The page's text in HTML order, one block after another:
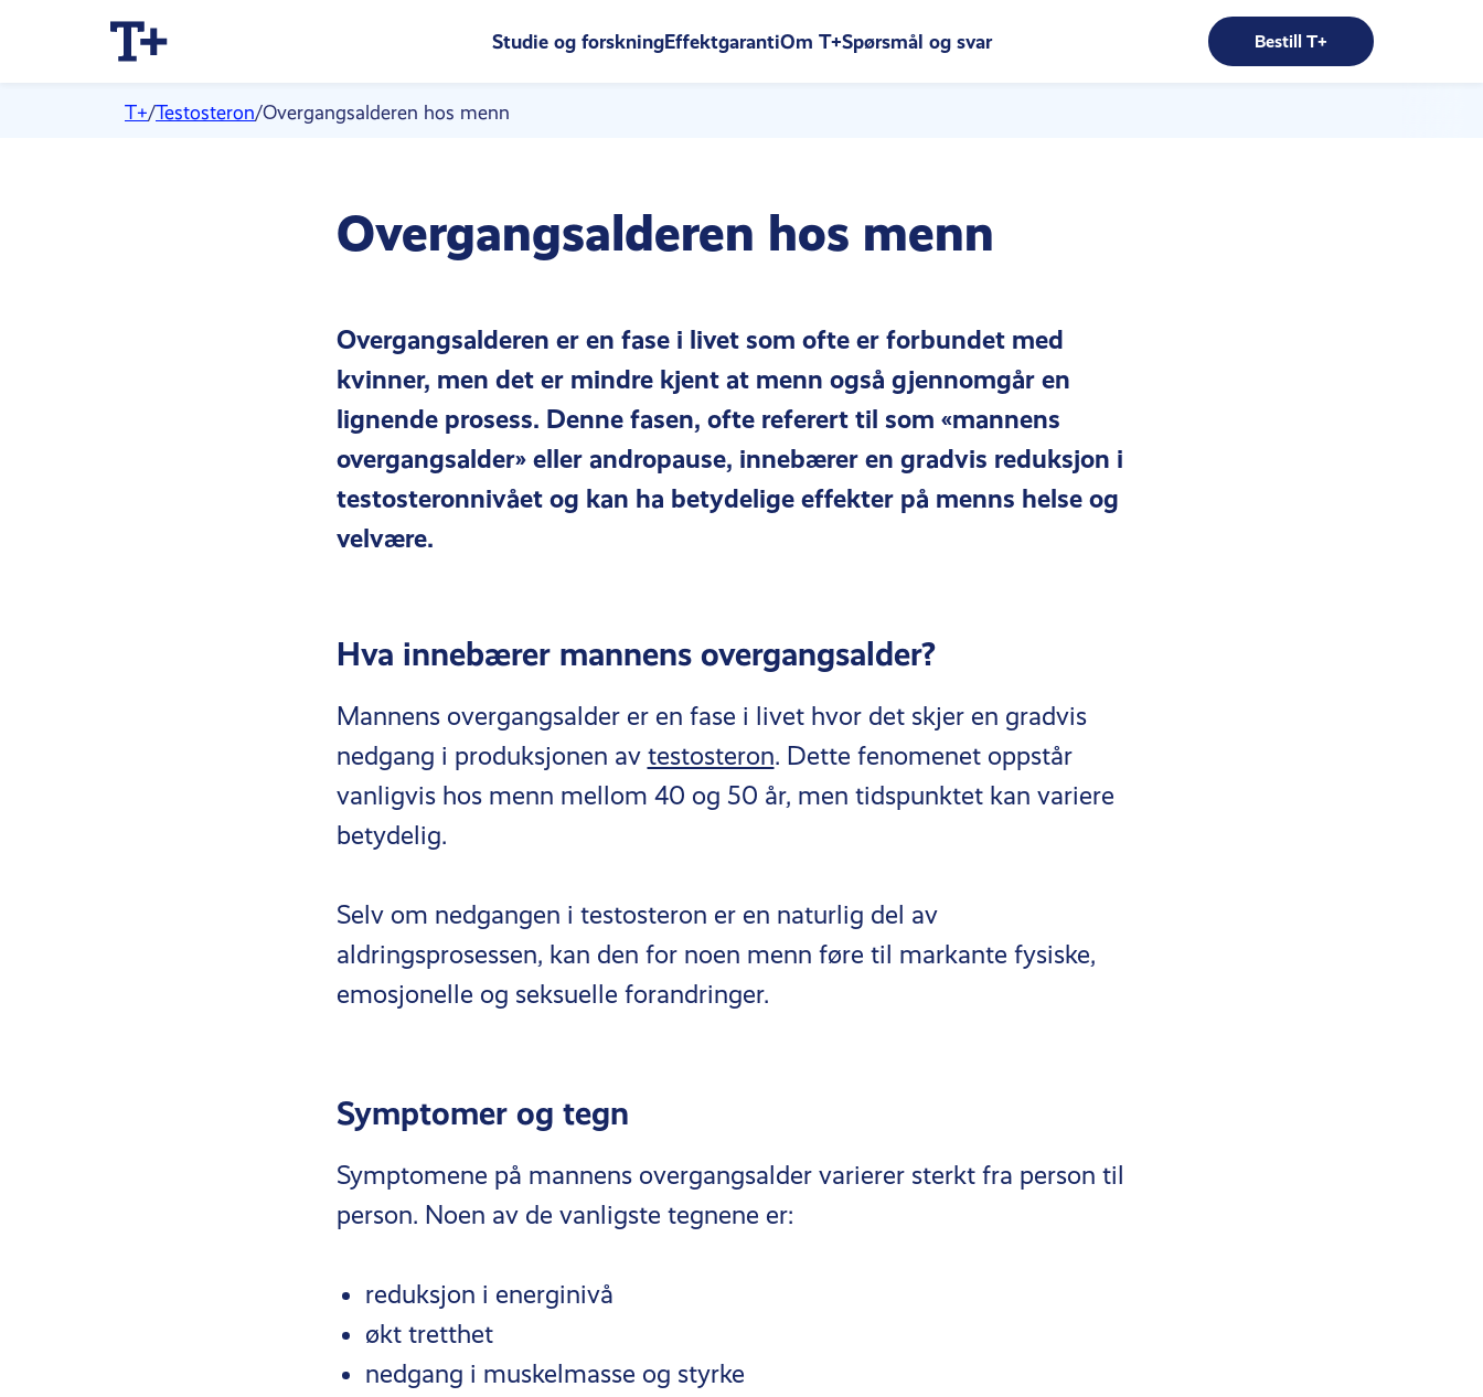
Studie og forskningEffektgarantiOm T+Spørsmål og svar Bestill T+
T+/Testosteron/Overgangsalderen hos menn
Overgangsalderen hos menn
Overgangsalderen er en fase i livet som ofte er forbundet med
kvinner, men det er mindre kjent at menn også gjennomgår en
lignende prosess. Denne fasen, ofte referert til som «mannens
overgangsalder» eller andropause, innebærer en gradvis reduksjon i
testosteronnivået og kan ha betydelige effekter på menns helse og
velvære.
Hva innebærer mannens overgangsalder?
Mannens overgangsalder er en fase i livet hvor det skjer en gradvis
nedgang i produksjonen av testosteron. Dette fenomenet oppstår
vanligvis hos menn mellom 40 og 50 år, men tidspunktet kan variere
betydelig.
Selv om nedgangen i testosteron er en naturlig del av
aldringsprosessen, kan den for noen menn føre til markante fysiske,
emosjonelle og seksuelle forandringer.
Symptomer og tegn
Symptomene på mannens overgangsalder varierer sterkt fra person til
person. Noen av de vanligste tegnene er:
reduksjon i energinivå
økt tretthet
nedgang i muskelmasse og styrke